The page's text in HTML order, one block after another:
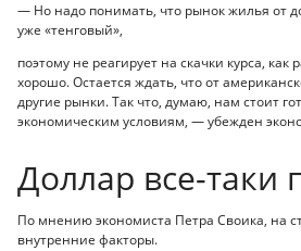
— Но надо понимать, что рынок жилья от
уже «тенговый»,
поэтому не реагирует на скачки курса,
хорошо. Остается ждать, что от
другие рынки. Так что, думаю, нам стоит
экономическим условиям, — убежден
Доллар все-таки
По мнению экономиста Петра Своика, на
внутренние факторы.